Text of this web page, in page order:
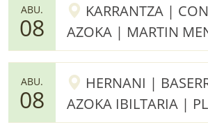
ABU.
08
KARRANTZA |
AZOKA | MARTIN
ABU.
08
HERNANI |
AZOKA IBILTARIA |